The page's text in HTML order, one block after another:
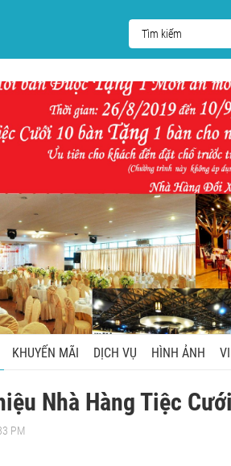
KHUYẾN MÃI DỊCH VỤ HÌNH ẢNH
Nhà Hàng Tiệc
PM